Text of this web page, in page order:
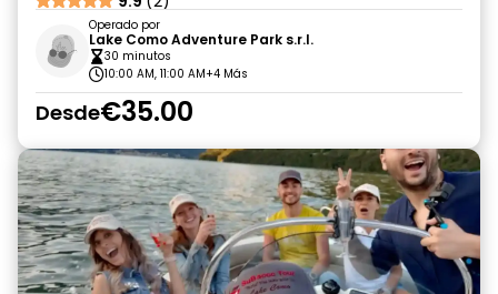
Operado por
Lake Como Adventure Park s.r.l.
30 minutos
10:00 AM, 11:00 AM+4 Más
Desde€35.00